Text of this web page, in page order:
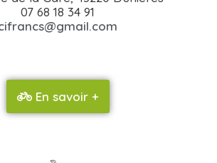
07 68 18 34 91
En savoir +